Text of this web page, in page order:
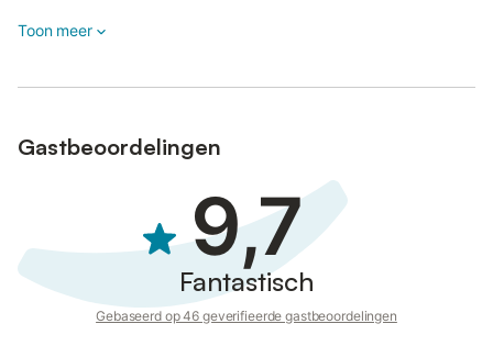
Toon meer
Gastbeoordelingen
9,7
Fantastisch
Gebaseerd op 46 geverifieerde gastbeoordelingen